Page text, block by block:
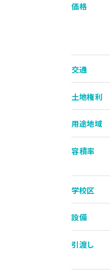
価格
交通
土地権利
用途地域
容積率
学校区
設備
引渡し